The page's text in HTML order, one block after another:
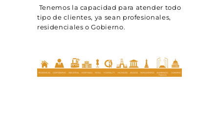
Tenemos la capacidad para atender todo
tipo de clientes, ya sean profesionales,
residenciales o Gobierno.